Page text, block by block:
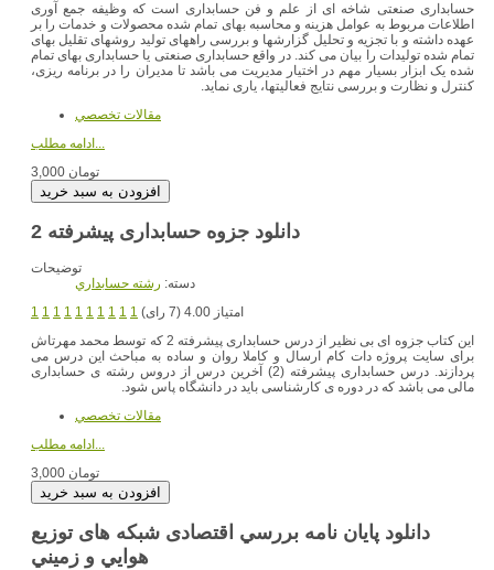
حسابداری صنعتی شاخه ای از علم و فن حسابداری است که وظیفه جمع آوری
اطلاعات مربوط به عوامل هزینه و محاسبه بهای تمام شده محصولات و خدمات را بر
عهده داشته و با تجزیه و تحلیل گزارشها و بررسی راههای تولید روشهای تقلیل بهای
تمام شده تولیدات را بیان می کند. در واقع حسابداری صنعتی یا حسابداری بهای تمام
شده یک ابزار بسیار مهم در اختیار مدیریت می باشد تا مدیران را در برنامه ریزی،
کنترل و نظارت و بررسی نتایج فعالیتها، یاری نماید.
مقالات تخصصي
ادامه مطلب...
3,000 تومان
دانلود جزوه حسابداری پیشرفته 2
توضیحات
دسته: رشته حسابداري
1 1 1 1 1 1 1 1 1 1
امتیاز 4.00 (7 رای)
این کتاب جزوه ای بی نظیر از درس حسابداری پیشرفته 2 که توسط محمد مهرتاش
برای سایت پروژه دات کام ارسال و کاملا روان و ساده به مباحث این درس می
پردازند. درس حسابداری پیشرفته (2) آخرین درس از دروس رشته ی حسابداری
مالی می باشد که در دوره ی کارشناسی باید در دانشگاه پاس شود.
مقالات تخصصي
ادامه مطلب...
3,000 تومان
دانلود پایان نامه بررسي اقتصادی شبکه های توزيع
هوايي و زمیني